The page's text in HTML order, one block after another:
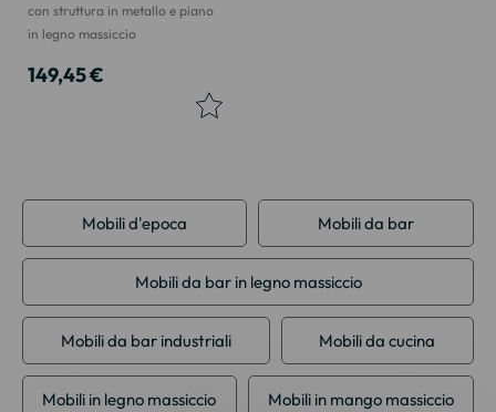
con struttura in metallo e piano
in legno massiccio
149,45 €
Mobili d'epoca Mobili da bar
Mobili da bar in legno massiccio
Mobili da bar industriali Mobili da cucina
Mobili in legno massiccio Mobili in mango massiccio